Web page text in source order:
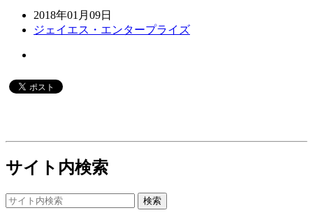
2018年01月09日
ジェイエス・エンタープライズ
サイト内検索